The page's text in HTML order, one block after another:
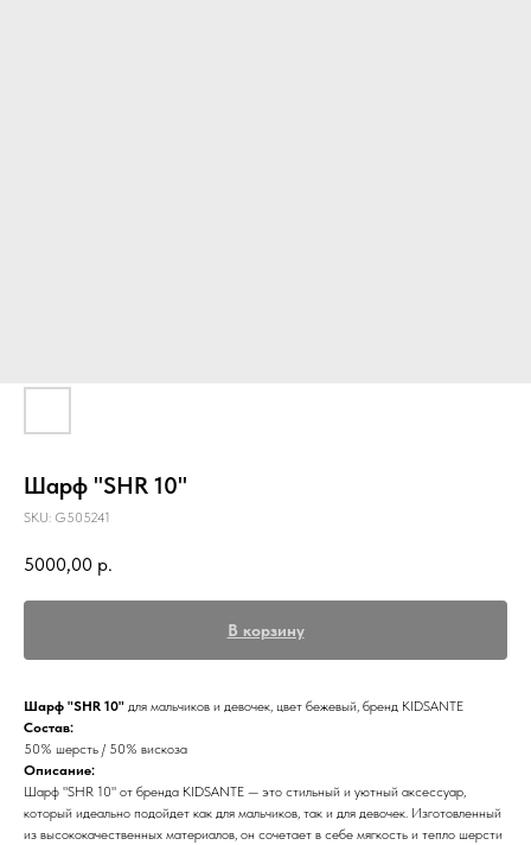
Шарф "SHR 10"
SKU: G505241
5000,00 р.
В корзину
Шарф "SHR 10" для мальчиков и девочек, цвет бежевый, бренд KIDSANTE
Состав:
50% шерсть / 50% вискоза
Описание:
Шарф "SHR 10" от бренда KIDSANTE — это стильный и уютный аксессуар,
который идеально подойдет как для мальчиков, так и для девочек. Изготовленный
из высококачественных материалов, он сочетает в себе мягкость и тепло шерсти